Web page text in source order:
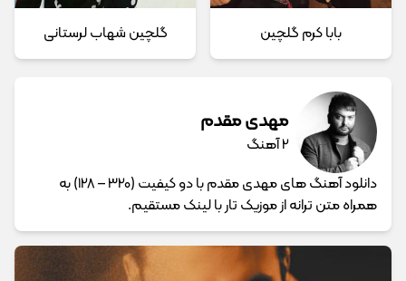
بابا کرم گلچین گلچین شهاب لرستانی
مهدی مقدم
2 آهنگ
دانلود آهنگ های مهدی مقدم با دو کیفیت (320 – 128) به
همراه متن ترانه از موزیک تار با لینک مستقیم.